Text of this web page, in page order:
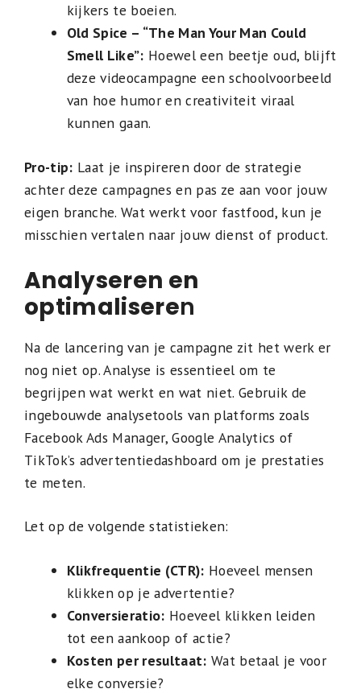
kijkers te boeien.
Old Spice – “The Man Your Man Could
Smell Like”: Hoewel een beetje oud, blijft
deze videocampagne een schoolvoorbeeld
van hoe humor en creativiteit viraal
kunnen gaan.
Pro-tip: Laat je inspireren door de strategie
achter deze campagnes en pas ze aan voor jouw
eigen branche. Wat werkt voor fastfood, kun je
misschien vertalen naar jouw dienst of product.
Analyseren en
optimaliseren
Na de lancering van je campagne zit het werk er
nog niet op. Analyse is essentieel om te
begrijpen wat werkt en wat niet. Gebruik de
ingebouwde analysetools van platforms zoals
Facebook Ads Manager, Google Analytics of
TikTok’s advertentiedashboard om je prestaties
te meten.
Let op de volgende statistieken:
Klikfrequentie (CTR): Hoeveel mensen
klikken op je advertentie?
Conversieratio: Hoeveel klikken leiden
tot een aankoop of actie?
Kosten per resultaat: Wat betaal je voor
elke conversie?